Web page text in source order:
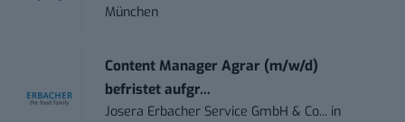
München
Content Manager Agrar (m/w/d)
befristet aufgr...
Josera Erbacher Service GmbH & Co... in